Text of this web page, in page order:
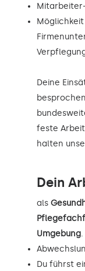
Deine
feste
halten
Dein
als
Umgebung.
Du führst